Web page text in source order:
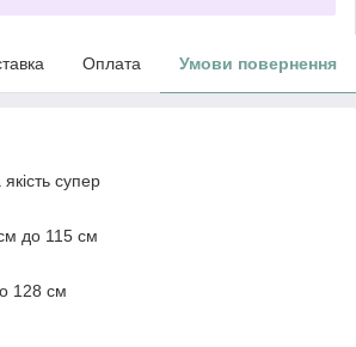
Оплата Умови повернення
супер
до 115 см
128 см